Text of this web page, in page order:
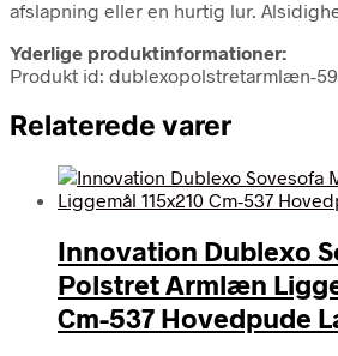
afslapning eller en hurtig lur.
Yderlige produktinformationer:
Produkt id: dublexopolstretarmlæn-
Relaterede varer
Innovation Dublexo
Polstret Armlæn
Cm-537 Hovedpude